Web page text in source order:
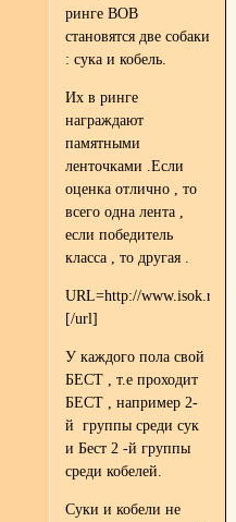
ринге ВОВ
становятся две собаки
: сука и кобель.
Их в ринге
награждают
памятными
ленточками .Если
оценка отлично , то
всего одна лента ,
если победитель
класса , то другая .
URL=http://www.isok.ru]
[/url]
У каждого пола свой
БЕСТ , т.е проходит
БЕСТ , например 2-
й группы среди сук
и Бест 2 -й группы
среди кобелей.
Суки и кобели не